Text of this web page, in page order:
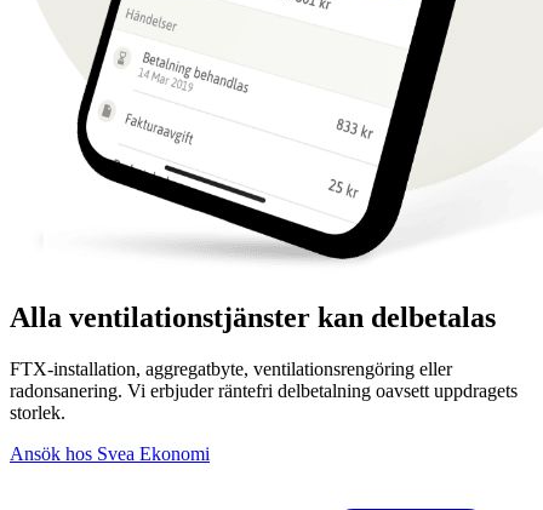
Alla ventilationstjänster kan delbetalas
FTX-installation, aggregatbyte, ventilationsrengöring eller
radonsanering. Vi erbjuder räntefri delbetalning oavsett uppdragets
storlek.
Ansök hos Svea Ekonomi